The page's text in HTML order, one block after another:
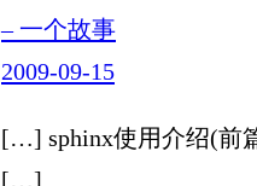
– 一个故事
2009-09-15
[…] sphinx使用介绍(前
[…]